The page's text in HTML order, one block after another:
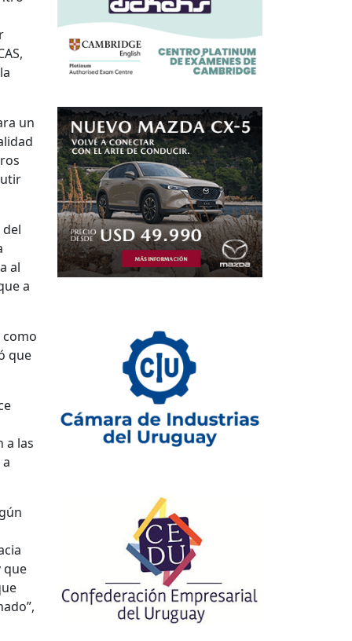
un
al
a
que
a las
que